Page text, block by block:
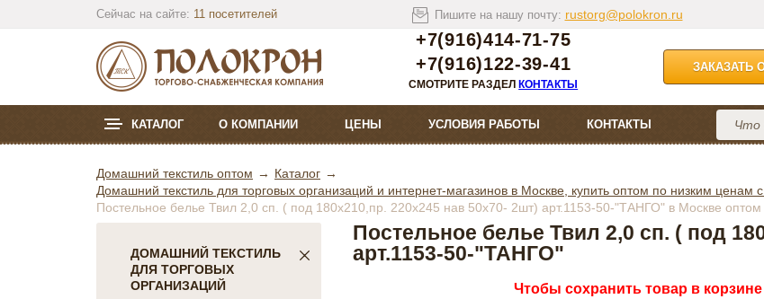
Сейчас на сайте: 11 посетителей Пишите на нашу почту: rustorg@polokron.ru
+7(916)414-71-75
+7(916)122-39-41
СМОТРИТЕ РАЗДЕЛКОНТАКТЫ
ЗАКАЗАТЬ
КАТАЛОГ О КОМПАНИИ ЦЕНЫ УСЛОВИЯ РАБОТЫ КОНТАКТЫ
Домашний текстиль оптом
Каталог
Домашний текстиль для торговых организаций и интернет-магазинов в Москве, купить оптом по низким ценам
Постельное белье Твил 2,0 сп. ( под 180х210,пр. 220х245 нав 50х70- 2шт) арт.1153-50-"ТАНГО" в Москве
ДОМАШНИЙ ТЕКСТИЛЬ
ДЛЯ ТОРГОВЫХ
ОРГАНИЗАЦИЙ
Постельное белье Твил 2,0 сп. ( под
арт.1153-50-"ТАНГО"
Чтобы сохранить товар в